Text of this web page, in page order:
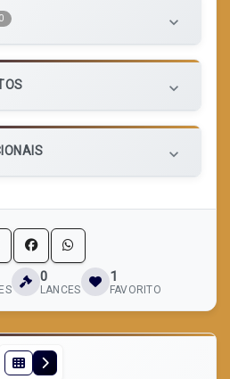
0 keyboard_arrow_down
keyboard_arrow_down
keyboard_arrow_down
0
LANCES
1
FAVORITO